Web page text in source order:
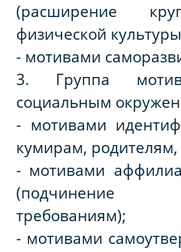
(расширение
физической
- мотивами
3. Группа
социальным
- мотивами
кумирам, родителям,
- мотивами
(подчинение
требованиям);
- мотивами